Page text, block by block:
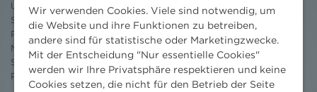
Umweltrechtsblog
Seminare
Publikationen
Moot Court
Stipendium
Pressebereich
Wir verwenden Cookies. Viele sind notwendig, um
die Website und ihre Funktionen zu betreiben,
andere sind für statistische oder Marketingzwecke.
Mit der Entscheidung "Nur essentielle Cookies"
werden wir Ihre Privatsphäre respektieren und keine
Cookies setzen, die nicht für den Betrieb der Seite